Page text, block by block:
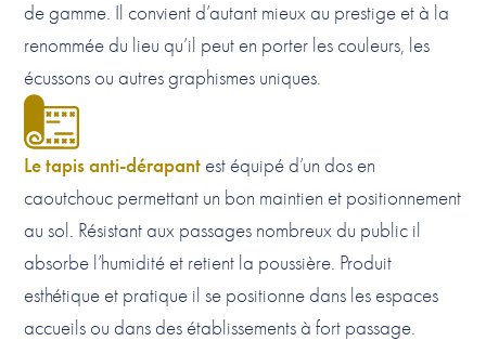
de gamme. Il convient d’autant mieux au prestige et à la
renommée du lieu qu’il peut en porter les couleurs, les
écussons ou autres graphismes uniques.
Le tapis anti-dérapant est équipé d’un dos en
caoutchouc permettant un bon maintien et positionnement
au sol. Résistant aux passages nombreux du public il
absorbe l’humidité et retient la poussière. Produit
esthétique et pratique il se positionne dans les espaces
accueils ou dans des établissements à fort passage.